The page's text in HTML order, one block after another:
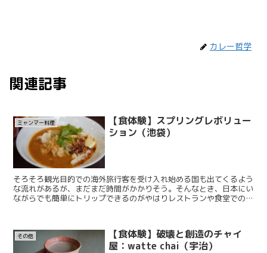
カレー哲学
関連記事
ミャンマー料理
【食体験】スプリングレボリュー
ション（池袋）
そろそろ観光目的での海外旅行客を受け入れ始める国も出てくるよう
な流れがあるが、まだまだ時間がかかりそう。そんなとき、日本にい
ながらでも簡単にトリップできるのがやはりレストランや食堂での食
その他
【食体験】破壊と創造のチャイ
屋：watte chai（宇治）